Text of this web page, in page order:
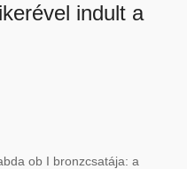
indult a
ob I bronzcsatája: a